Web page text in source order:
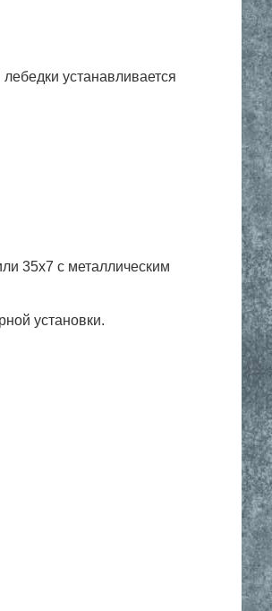
устанавливается
35х7 с металлическим
установки.